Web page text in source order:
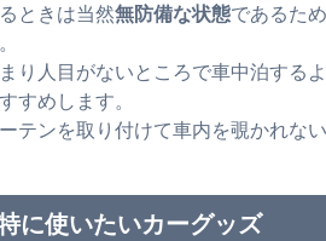
ときは当然無防備な状態であるた
り人目がないところで車中泊する
すめします。
テンを取り付けて車内を覗かれな
に使いたいカーグッズ